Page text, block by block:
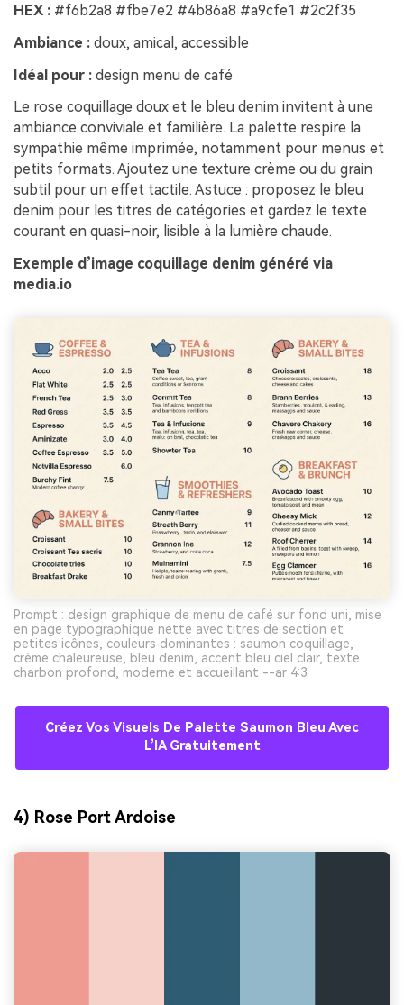
HEX : #f6b2a8 #fbe7e2 #4b86a8 #a9cfe1 #2c2f35
Ambiance : doux, amical, accessible
Idéal pour : design menu de café
Le rose coquillage doux et le bleu denim invitent à une
ambiance conviviale et familière. La palette respire la
sympathie même imprimée, notamment pour menus et
petits formats. Ajoutez une texture crème ou du grain
subtil pour un effet tactile. Astuce : proposez le bleu
denim pour les titres de catégories et gardez le texte
courant en quasi-noir, lisible à la lumière chaude.
Exemple d’image coquillage denim généré via
media.io
Prompt : design graphique de menu de café sur fond uni, mise
en page typographique nette avec titres de section et
petites icônes, couleurs dominantes : saumon coquillage,
crème chaleureuse, bleu denim, accent bleu ciel clair, texte
charbon profond, moderne et accueillant --ar 4:3
Créez Vos Visuels De Palette Saumon Bleu Avec
L’IA Gratuitement
4) Rose Port Ardoise